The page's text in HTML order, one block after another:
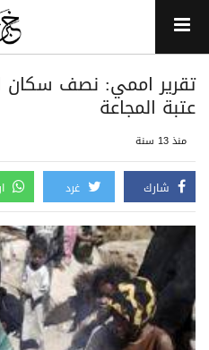
تقرير اممي: نصف سكان
عتبة المجاعة
منذ 13 سنة
شارك غرد